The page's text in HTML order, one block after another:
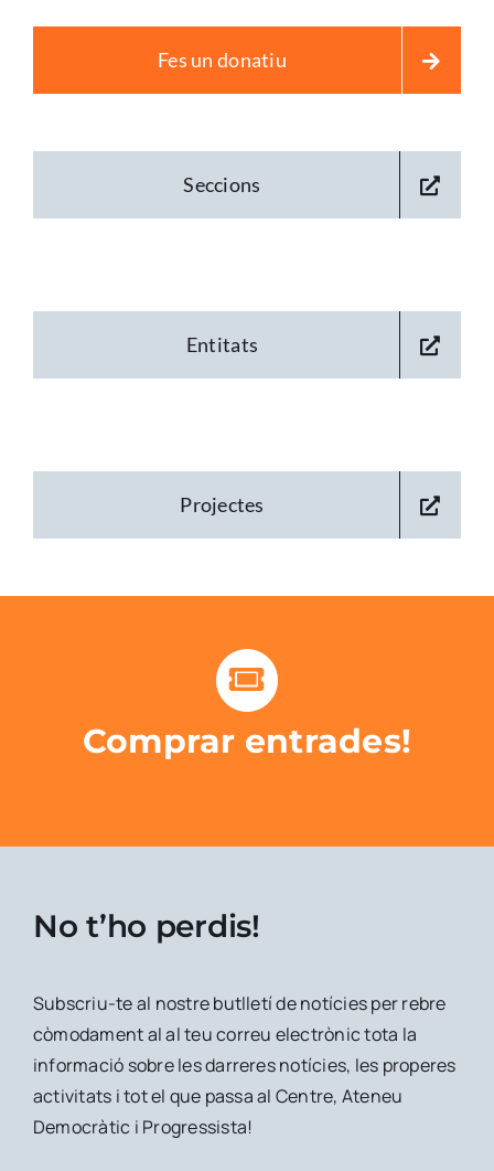
Fes un donatiu
Seccions
Entitats
Projectes
Comprar entrades!
No t’ho perdis!
Subscriu-te al nostre butlletí de notícies per rebre
còmodament al al teu correu electrònic tota la
informació sobre les darreres notícies, les properes
activitats i tot el que passa al Centre, Ateneu
Democràtic i Progressista!